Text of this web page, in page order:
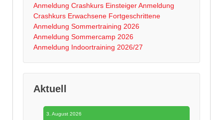
Anmeldung Crashkurs EinsteigerAnmeldung
Crashkurs Erwachsene Fortgeschrittene
Anmeldung Sommertraining 2026
Anmeldung Sommercamp 2026
Anmeldung Indoortraining 2026/27
Aktuell
3. August 2026